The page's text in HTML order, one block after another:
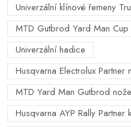
Univerzální klínové řemeny
MTD Gutbrod Yard Man
Univerzální hadice
Husqvarna Electrolux
MTD Yard Man Gutbrod
Husqvarna AYP Rally Partner